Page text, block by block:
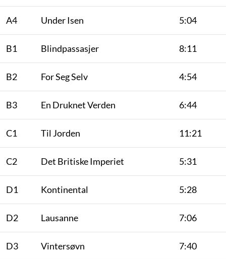
A4 Under Isen 5:04
B1 Blindpassasjer 8:11
B2 For Seg Selv 4:54
B3 En Druknet Verden 6:44
C1 Til Jorden 11:21
C2 Det Britiske Imperiet 5:31
D1 Kontinental 5:28
D2 Lausanne 7:06
D3 Vintersøvn 7:40